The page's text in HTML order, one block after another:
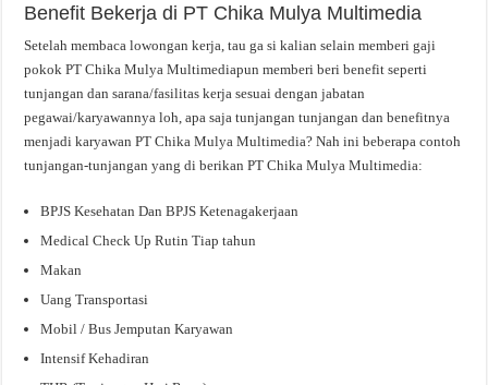
Benefit Bekerja di PT Chika Mulya Multimedia
Setelah membaca lowongan kerja, tau ga si kalian selain memberi gaji
pokok PT Chika Mulya Multimediapun memberi beri benefit seperti
tunjangan dan sarana/fasilitas kerja sesuai dengan jabatan
pegawai/karyawannya loh, apa saja tunjangan tunjangan dan benefitnya
menjadi karyawan PT Chika Mulya Multimedia? Nah ini beberapa contoh
tunjangan-tunjangan yang di berikan PT Chika Mulya Multimedia:
BPJS Kesehatan Dan BPJS Ketenagakerjaan
Medical Check Up Rutin Tiap tahun
Makan
Uang Transportasi
Mobil / Bus Jemputan Karyawan
Intensif Kehadiran